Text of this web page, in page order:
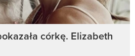
córkę. Elizabeth